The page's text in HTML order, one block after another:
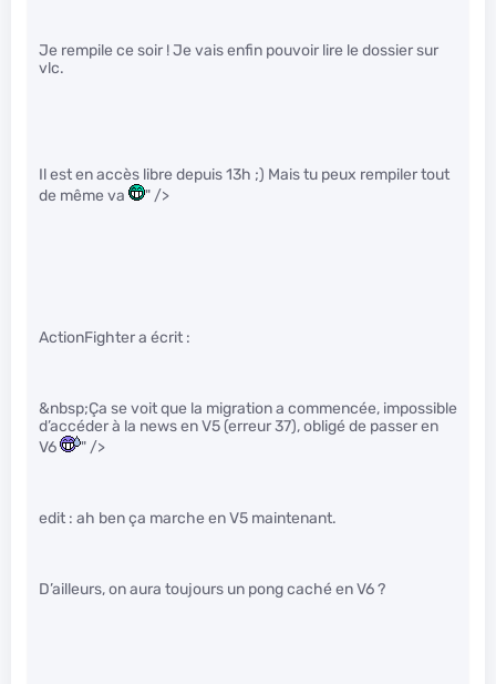
Je rempile ce soir ! Je vais enfin pouvoir lire le dossier sur
vlc.
Il est en accès libre depuis 13h ;) Mais tu peux rempiler tout
de même va
" />
ActionFighter a écrit :
&nbsp;Ça se voit que la migration a commencée, impossible
d’accéder à la news en V5 (erreur 37), obligé de passer en
V6
" />
edit : ah ben ça marche en V5 maintenant.
D’ailleurs, on aura toujours un pong caché en V6 ?